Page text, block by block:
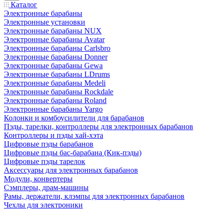
Каталог
Электронные барабаны
Электронные установки
Электронные барабаны NUX
Электронные барабаны Avatar
Электронные барабаны Carlsbro
Электронные барабаны Donner
Электронные барабаны Gewa
Электронные барабаны LDrums
Электронные барабаны Medeli
Электронные барабаны Rockdale
Электронные барабаны Roland
Электронные барабаны Yargo
Колонки и комбоусилители для барабанов
Пэды, тарелки, контроллеры для электронных барабанов
Контроллеры и пэды хай-хэта
Цифровые пэды барабанов
Цифровые пэды бас-барабана (Кик-пэды)
Цифровые пэды тарелок
Аксессуары для электронных барабанов
Модули, конвертеры
Сэмплеры, драм-машины
Рамы, держатели, клэмпы для электронных барабанов
Чехлы для электроники